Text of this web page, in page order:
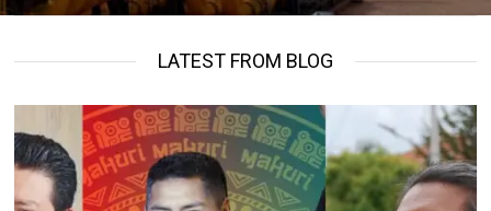
LATEST FROM BLOG